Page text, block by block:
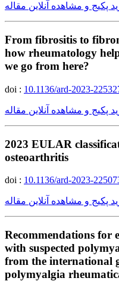
پکیج و مشاهده آنلاین مقاله
From fibrositis to
how rheumatology
we go from here?
doi : 10.1136/ard-2023-
پکیج و مشاهده آنلاین مقاله
2023 EULAR
osteoarthritis
doi : 10.1136/ard-2023-
پکیج و مشاهده آنلاین مقاله
Recommendations for
with suspected
from the international
polymyalgia